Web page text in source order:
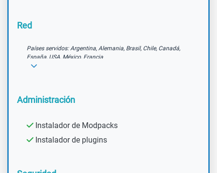
Red
Países servidos: Argentina, Alemania, Brasil, Chile, Canadá,
España, USA, México, Francia
Administración
Instalador de Modpacks
Instalador de plugins